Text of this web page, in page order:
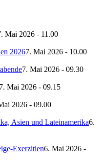
Mai 2026 - 11.00
20267. Mai 2026 - 10.00
7. Mai 2026 - 09.30
7. Mai 2026 - 09.15
2026 - 09.00
Asien und Lateinamerika6.
Exerzitien6. Mai 2026 -